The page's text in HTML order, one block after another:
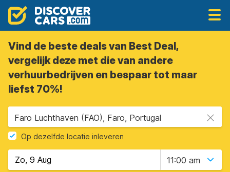
Vind de beste deals van Best Deal,
vergelijk deze met die van andere
verhuurbedrijven en bespaar tot maar
liefst 70%!
Faro Luchthaven (FAO), Faro, Portugal
Op dezelfde locatie inleveren
11:00 am